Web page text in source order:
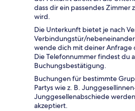
dass dir ein passendes Zimmer
wird.
Die Unterkunft bietet je nach
Verbindungstür/
wende dich mit deiner
Die Telefonnummer findest du
Buchungsbestätigung.
Buchungen für bestimmte
Partys wie z. B.
Junggesellenabschiede
akzeptiert.